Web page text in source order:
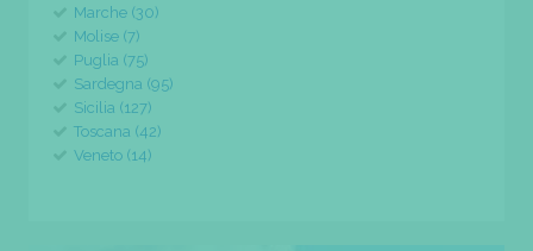
Marche (30)
Molise (7)
Puglia (75)
Sardegna (95)
Sicilia (127)
Toscana (42)
Veneto (14)